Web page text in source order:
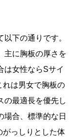
下の通りです。
主に胸板の厚さを
は女性ならSサイ
れは男女で胸板の
の最適長を優先し
場合、標準的な日
がっしりとした体